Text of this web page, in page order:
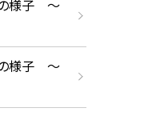
様子 ～
様子 ～